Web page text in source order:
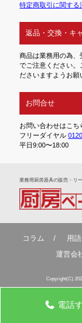
特定商取引に関する
返品・交換・キ
商品は業務用の為
でご注意ください。
ださいますようお願
お問合せ
お問い合わせはこち
フリーダイヤル
平日9:00〜18:00
業務⽤厨房器具の販売・リ
コラム 用
運営会
Copyright(C)
電話